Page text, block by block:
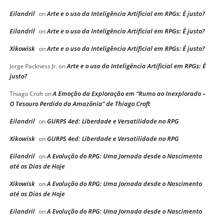
Eilandril onArte e o uso da Inteligência Artificial em RPGs: É justo?
Eilandril onArte e o uso da Inteligência Artificial em RPGs: É justo?
Xikowisk onArte e o uso da Inteligência Artificial em RPGs: É justo?
Jorge Packness Jr.onArte e o uso da Inteligência Artificial em RPGs: É
justo?
Thiago CroftonA Emoção da Exploração em “Rumo ao Inexplorado –
O Tesouro Perdido da Amazônia” de Thiago Croft
Eilandril onGURPS 4ed: Liberdade e Versatilidade no RPG
Xikowisk onGURPS 4ed: Liberdade e Versatilidade no RPG
Eilandril onA Evolução do RPG: Uma Jornada desde o Nascimento
até os Dias de Hoje
Xikowisk onA Evolução do RPG: Uma Jornada desde o Nascimento
até os Dias de Hoje
Eilandril onA Evolução do RPG: Uma Jornada desde o Nascimento